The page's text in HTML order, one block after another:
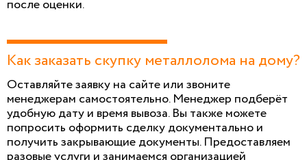
после оценки.
Как заказать скупку металлолома на дому?
Оставляйте заявку на сайте или звоните
менеджерам самостоятельно. Менеджер подберёт
удобную дату и время вывоза. Вы также можете
попросить оформить сделку документально и
получить закрывающие документы. Предоставляем